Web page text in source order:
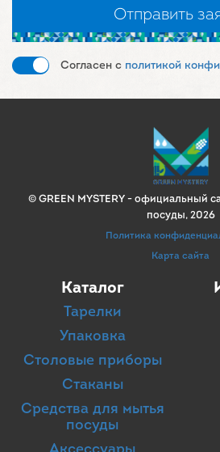
Согласен с политикой
© GREEN MYSTERY - официальный
посуды, 2026
Политика
Карта сайта
Каталог
Тарелки
Упаковка
Столовые приборы
Стаканы
Средства для мытья
посуды